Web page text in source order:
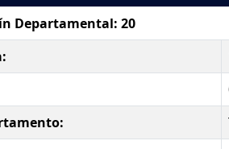
Departamental: 20